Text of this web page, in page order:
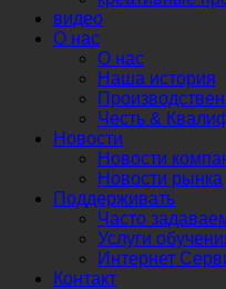
видео
О нас
О нас
Наша история
Честь &
Новости
Новости
Новости рынка
Поддерживать
Часто
Услуги
Интернет
Контакт